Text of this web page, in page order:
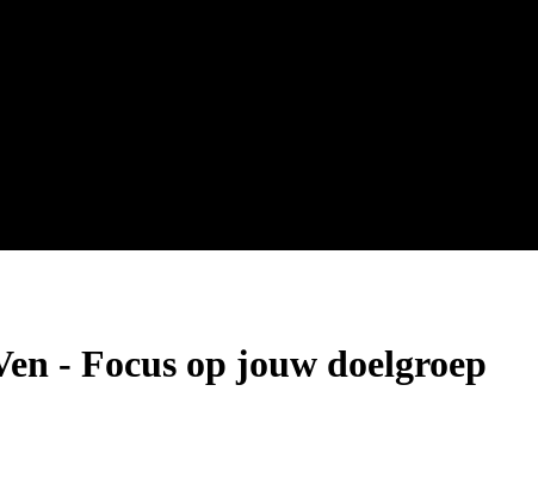
- Focus op jouw doelgroep